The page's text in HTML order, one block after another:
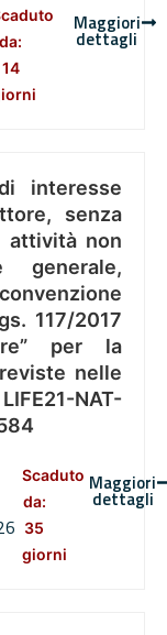
da:
14
Maggiori
dettagli
interesse
senza
attività non
generale,
117/2017
per la
nelle
NAT-
Scaduto
da:
35
giorni
Maggiori
dettagli